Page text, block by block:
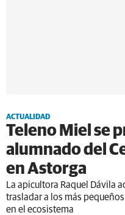
ACTUALIDAD
Teleno Miel se
alumnado del
en Astorga
La apicultora Raquel Dávila
trasladar a los más
en el ecosistema